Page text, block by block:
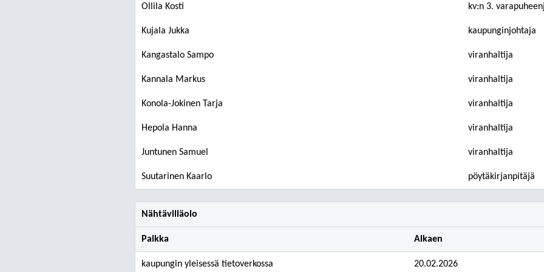
Ollila Kosti kv:n 3.
Kujala Jukka kaupunginjohtaja
Kangastalo Sampo viranhaltija
Kannala Markus viranhaltija
Konola-Jokinen Tarja viranhaltija
Hepola Hanna viranhaltija
Juntunen Samuel viranhaltija
Suutarinen Kaarlo pöytäkirjanpitäjä
Nähtävilläolo
Paikka Alkaen
kaupungin yleisessä tietoverkossa 20.02.2026